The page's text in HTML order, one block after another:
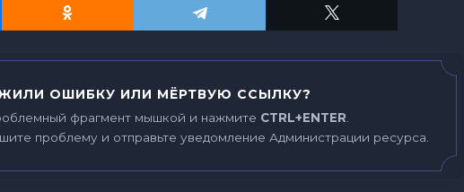
ОШИБКУ ИЛИ МЁРТВУЮ ССЫЛКУ?
фрагмент мышкой и нажмите CTRL+ENTER.
проблему и отправьте уведомление Администрации ресурса.